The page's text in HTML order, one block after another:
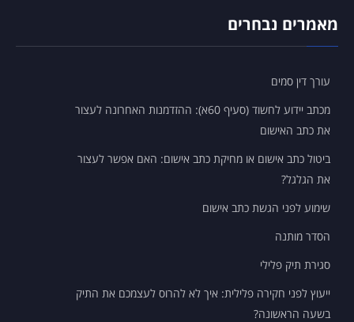
ייעוץ לפני חקירה פלילית: איך לא להרוס
לעצמכם את התיק בשעה הראשונה?
מאמרים נבחרים
עורך דין סמים
מכתב יידוע לחשוד (סעיף 60א): ההזדמנות האחרונה לעצור
את כתב האישום
ביטול כתב אישום או מחיקת כתב אישום: האם אפשר לעצור
את הגלגל?
שימוע לפני הגשת כתב אישום
הסדר מותנה
סגירת תיק פלילי
ייעוץ לפני חקירה פלילית: איך לא להרוס לעצמכם את התיק
בשעה הראשונה?